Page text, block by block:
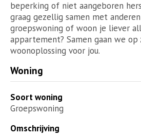
beperking of niet aangeboren
graag gezellig samen met
groepswoning of woon je liever
appartement? Samen gaan we op
woonoplossing voor jou.
Woning
Soort woning
Groepswoning
Omschrijving